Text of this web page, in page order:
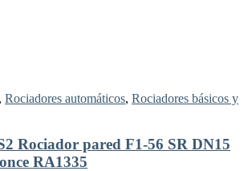
, Rociadores automáticos, Rociadores básicos y
Rociador pared F1-56 SR DN15
RA1335